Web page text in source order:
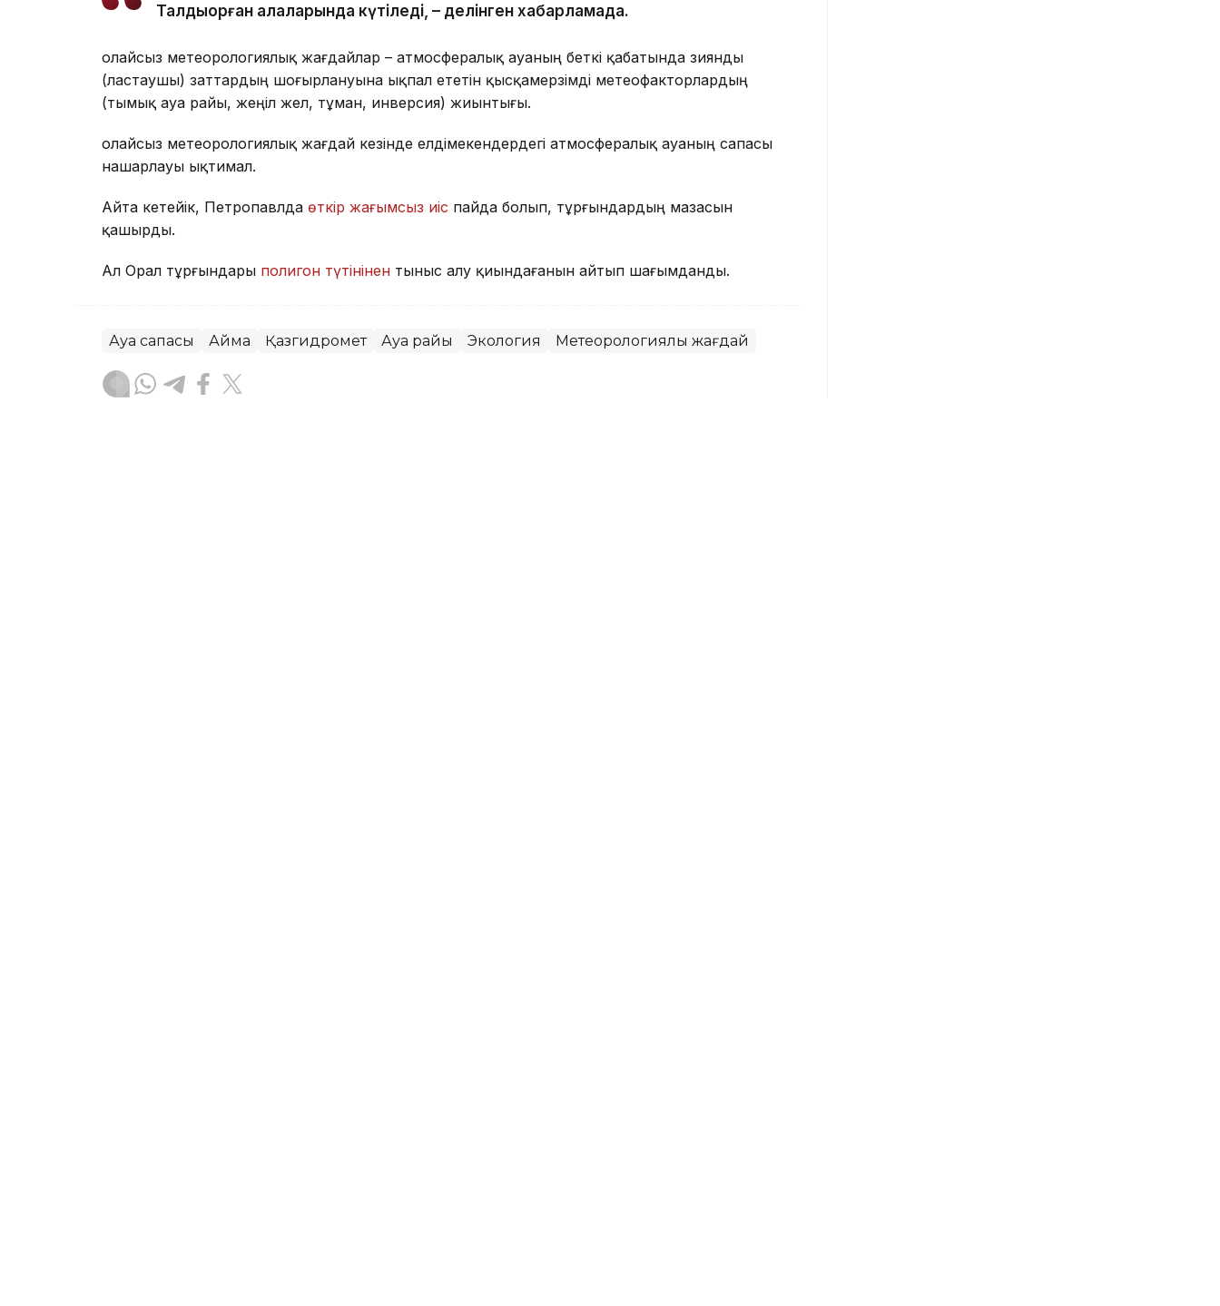
Талдықорған қалаларында күтіледі, – делінген хабарламада.
Қолайсыз метеорологиялық жағдайлар – атмосфералық ауаның беткі қабатында зиянды
(ластаушы) заттардың шоғырлануына ықпал ететін қысқамерзімді метеофакторлардың
(тымық ауа райы, жеңіл жел, тұман, инверсия) жиынтығы.
Қолайсыз метеорологиялық жағдай кезінде елдімекендердегі атмосфералық ауаның сапасы
нашарлауы ықтимал.
Айта кетейік, Петропавлда өткір жағымсыз иіс пайда болып, тұрғындардың мазасын
қашырды.
Ал Орал тұрғындары полигон түтінінен тыныс алу қиындағанын айтып шағымданды.
Ауа сапасы Аймақ Қазгидромет Ауа райы Экология Метеорологиялық жағдай